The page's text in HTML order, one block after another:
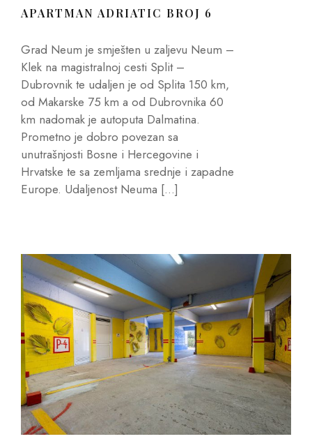
APARTMAN ADRIATIC BROJ 6
Grad Neum je smješten u zaljevu Neum –
Klek na magistralnoj cesti Split –
Dubrovnik te udaljen je od Splita 150 km,
od Makarske 75 km a od Dubrovnika 60
km nadomak je autoputa Dalmatina.
Prometno je dobro povezan sa
unutrašnjosti Bosne i Hercegovine i
Hrvatske te sa zemljama srednje i zapadne
Europe. Udaljenost Neuma […]